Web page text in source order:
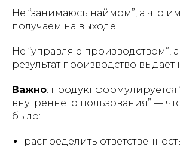
Не “занимаюсь наймом”, а что
получаем на выходе.
Не “управляю производством”,
результат производство
Важно: продукт формулируется
внутреннего пользования” —
было:
распределить